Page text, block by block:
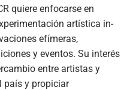
quiere enfocarse en
artística in-
efímeras,
y eventos. Su interés
entre artistas y
país y propiciar